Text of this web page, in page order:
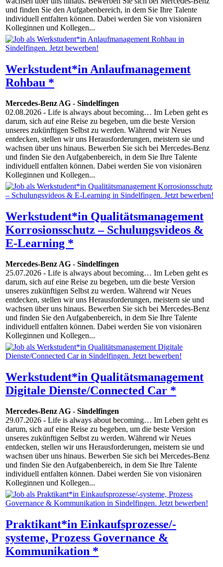
und finden Sie den Aufgabenbereich, in dem Sie Ihre Talente
individuell entfalten können. Dabei werden Sie von visionären
Kolleginnen und Kollegen...
Werkstudent*in Anlaufmanagement
Rohbau *
Mercedes-Benz AG - Sindelfingen
02.08.2026 - Life is always about becoming… Im Leben geht es
darum, sich auf eine Reise zu begeben, um die beste Version
unseres zukünftigen Selbst zu werden. Während wir Neues
entdecken, stellen wir uns Herausforderungen, meistern sie und
wachsen über uns hinaus. Bewerben Sie sich bei Mercedes-Benz
und finden Sie den Aufgabenbereich, in dem Sie Ihre Talente
individuell entfalten können. Dabei werden Sie von visionären
Kolleginnen und Kollegen...
Werkstudent*in Qualitätsmanagement
Korrosionsschutz – Schulungsvideos &
E-Learning *
Mercedes-Benz AG - Sindelfingen
25.07.2026 - Life is always about becoming… Im Leben geht es
darum, sich auf eine Reise zu begeben, um die beste Version
unseres zukünftigen Selbst zu werden. Während wir Neues
entdecken, stellen wir uns Herausforderungen, meistern sie und
wachsen über uns hinaus. Bewerben Sie sich bei Mercedes-Benz
und finden Sie den Aufgabenbereich, in dem Sie Ihre Talente
individuell entfalten können. Dabei werden Sie von visionären
Kolleginnen und Kollegen...
Werkstudent*in Qualitätsmanagement
Digitale Dienste/Connected Car *
Mercedes-Benz AG - Sindelfingen
29.07.2026 - Life is always about becoming… Im Leben geht es
darum, sich auf eine Reise zu begeben, um die beste Version
unseres zukünftigen Selbst zu werden. Während wir Neues
entdecken, stellen wir uns Herausforderungen, meistern sie und
wachsen über uns hinaus. Bewerben Sie sich bei Mercedes-Benz
und finden Sie den Aufgabenbereich, in dem Sie Ihre Talente
individuell entfalten können. Dabei werden Sie von visionären
Kolleginnen und Kollegen...
Praktikant*in Einkaufsprozesse/-
systeme, Prozess Governance &
Kommunikation *